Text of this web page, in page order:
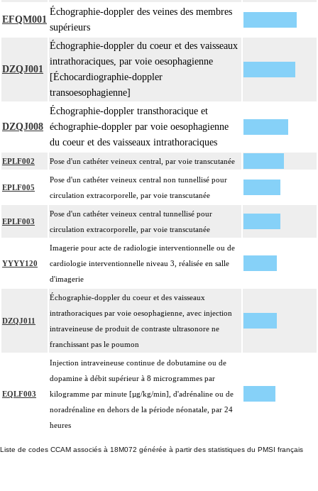
EFQM001
Échographie-doppler des veines des membres
supérieurs
DZQJ001
Échographie-doppler du coeur et des vaisseaux
intrathoraciques, par voie oesophagienne
[Échocardiographie-doppler
transoesophagienne]
DZQJ008
Échographie-doppler transthoracique et
échographie-doppler par voie oesophagienne
du coeur et des vaisseaux intrathoraciques
EPLF002 Pose d'un cathéter veineux central, par voie transcutanée
EPLF005
Pose d'un cathéter veineux central non tunnellisé pour
circulation extracorporelle, par voie transcutanée
EPLF003
Pose d'un cathéter veineux central tunnellisé pour
circulation extracorporelle, par voie transcutanée
YYYY120
Imagerie pour acte de radiologie interventionnelle ou de
cardiologie interventionnelle niveau 3, réalisée en salle
d'imagerie
DZQJ011
Échographie-doppler du coeur et des vaisseaux
intrathoraciques par voie oesophagienne, avec injection
intraveineuse de produit de contraste ultrasonore ne
franchissant pas le poumon
EQLF003
Injection intraveineuse continue de dobutamine ou de
dopamine à débit supérieur à 8 microgrammes par
kilogramme par minute [µg/kg/min], d'adrénaline ou de
noradrénaline en dehors de la période néonatale, par 24
heures
Liste de codes CCAM associés à 18M072 générée à partir des statistiques du PMSI français